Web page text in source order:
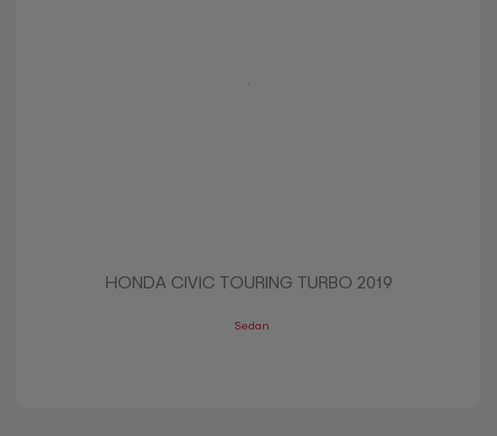
HONDA CIVIC TOURING TURBO 2019
Sedan